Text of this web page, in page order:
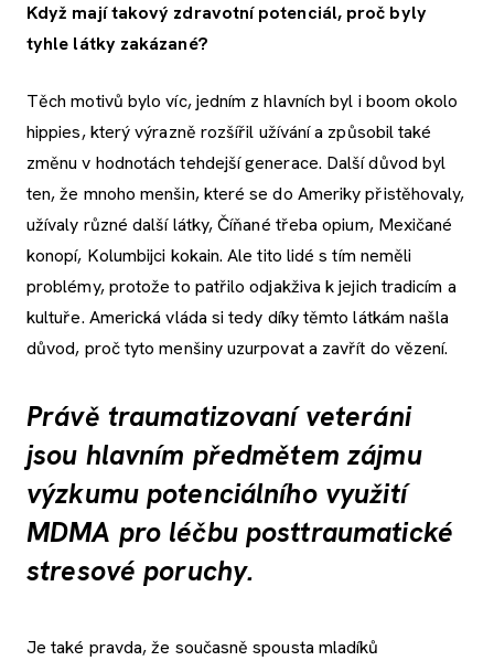
Když mají takový zdravotní potenciál, proč byly
tyhle látky zakázané?
Těch motivů bylo víc, jedním z hlavních byl i boom okolo
hippies, který výrazně rozšířil užívání a způsobil také
změnu v hodnotách tehdejší generace. Další důvod byl
ten, že mnoho menšin, které se do Ameriky přistěhovaly,
užívaly různé další látky, Číňané třeba opium, Mexičané
konopí, Kolumbijci kokain. Ale tito lidé s tím neměli
problémy, protože to patřilo odjakživa k jejich tradicím a
kultuře. Americká vláda si tedy díky těmto látkám našla
důvod, proč tyto menšiny uzurpovat a zavřít do vězení.
Právě traumatizovaní veteráni
jsou hlavním předmětem zájmu
výzkumu potenciálního využití
MDMA pro léčbu posttraumatické
stresové poruchy.
Je také pravda, že současně spousta mladíků